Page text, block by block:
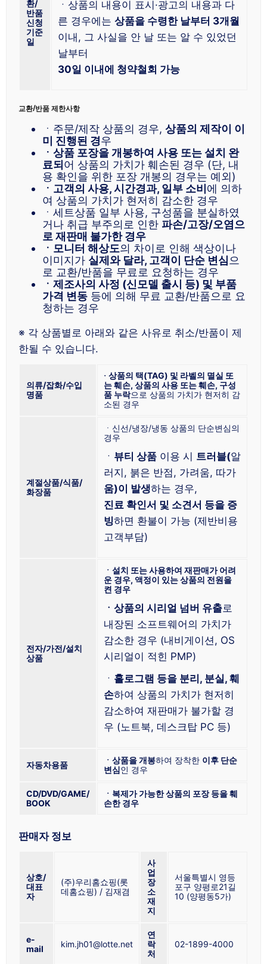
환/
반품
신청
기준
일
ㆍ상품의 내용이 표시·광고의 내용과 다
른 경우에는 상품을 수령한 날부터 3개월
이내, 그 사실을 안 날 또는 알 수 있었던
날부터
30일 이내에 청약철회 가능
교환/반품 제한사항
ㆍ주문/제작 상품의 경우, 상품의 제작이 이
미 진행된 경우
ㆍ상품 포장을 개봉하여 사용 또는 설치 완
료되 어 상품의 가치가 훼손된 경우 (단, 내
용 확인을 위한 포장 개봉의 경우는 예외)
ㆍ고객의 사용, 시간경과, 일부 소비 에 의하
여 상품의 가치가 현저히 감소한 경우
ㆍ세트상품 일부 사용, 구성품을 분실하였
거나 취급 부주의로 인한 파손/고장/오염으
로 재판매 불가한 경우
ㆍ모니터 해상도의 차이로 인해 색상이나
이미지가 실제와 달라, 고객이 단순 변심으
로 교환/반품을 무료로 요청하는 경우
ㆍ제조사의 사정 (신모델 출시 등) 및 부품
가격 변동 등에 의해 무료 교환/반품으로 요
청하는 경우
※ 각 상품별로 아래와 같은 사유로 취소/반품이 제
한될 수 있습니다.
의류/잡화/수입
명품
⋅ 상품의 택(TAG) 및 라벨의 멸실 또
는 훼손, 상품의 사용 또는 훼손, 구성
품 누락으로 상품의 가치가 현저히 감
소된 경우
계절상품/식품/
화장품
ㆍ신선/냉장/냉동 상품의 단순변심의
경우
ㆍ 뷰티 상품 이용 시 트러블(알
러지, 붉은 반점, 가려움, 따가
움)이 발생하는 경우,
진료 확인서 및 소견서 등을 증
빙하면 환불이 가능 (제반비용
고객부담)
전자/가전/설치
상품
ㆍ설치 또는 사용하여 재판매가 어려
운 경우, 액정이 있는 상품의 전원을
켠 경우
ㆍ상품의 시리얼 넘버 유출로
내장된 소프트웨어의 가치가
감소한 경우 (내비게이션, OS
시리얼이 적힌 PMP)
ㆍ 홀로그램 등을 분리, 분실, 훼
손하여 상품의 가치가 현저히
감소하여 재판매가 불가할 경
우 (노트북, 데스크탑 PC 등)
자동차용품 ㆍ상품을 개봉하여 장착한 이후 단순
변심인 경우
CD/DVD/GAME/
BOOK
ㆍ복제가 가능한 상품의 포장 등을 훼
손한 경우
판매자 정보
상호/
대표
자
(주)우리홈쇼핑(롯
데홈쇼핑) / 김재겸
사
업
장
소
재
지
서울특별시 영등
포구 양평로21길
10 (양평동5가)
e-
mail
kim.jh01@lotte.net
연
락
처
02-1899-4000